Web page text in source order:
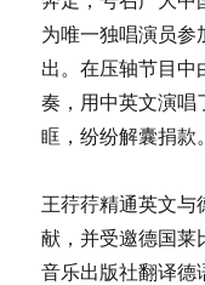
为唯一独唱演员参
出。在压轴节目中
奏，用中英文演唱
眶，纷纷解囊捐款。
王荇荇精通英文与
献，并受邀德国
音乐出版社翻译德